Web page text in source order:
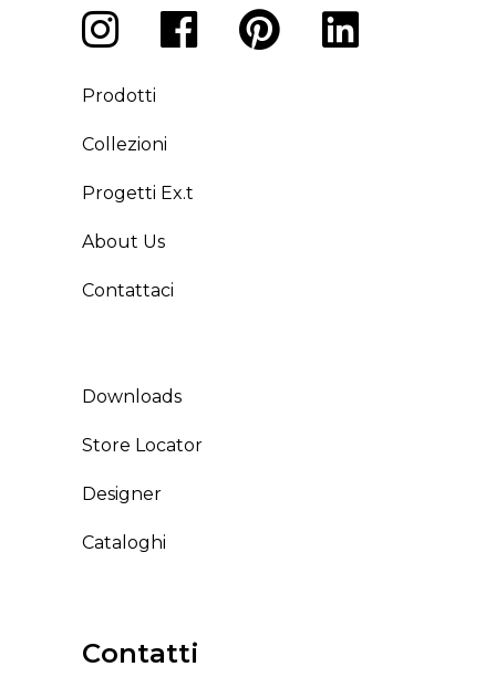
Prodotti
Collezioni
Progetti Ex.t
About Us
Contattaci
Downloads
Store Locator
Designer
Cataloghi
Contatti